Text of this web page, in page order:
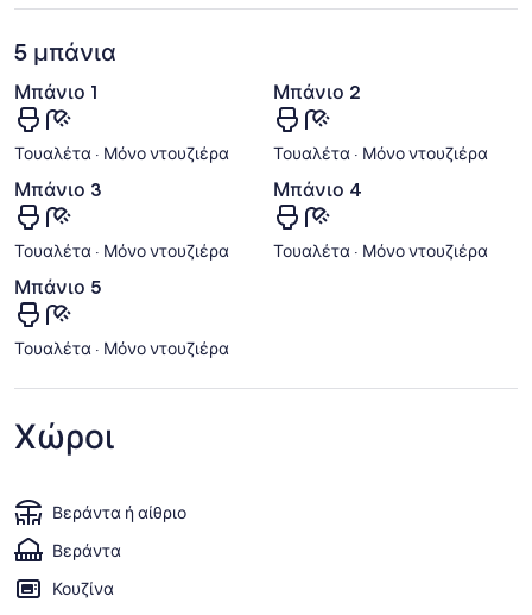
5 μπάνια
Μπάνιο 1
Τουαλέτα · Μόνο ντουζιέρα
Μπάνιο 2
Τουαλέτα · Μόνο ντουζιέρα
Μπάνιο 3
Τουαλέτα · Μόνο ντουζιέρα
Μπάνιο 4
Τουαλέτα · Μόνο ντουζιέρα
Μπάνιο 5
Τουαλέτα · Μόνο ντουζιέρα
Χώροι
Βεράντα ή αίθριο
Βεράντα
Κουζίνα